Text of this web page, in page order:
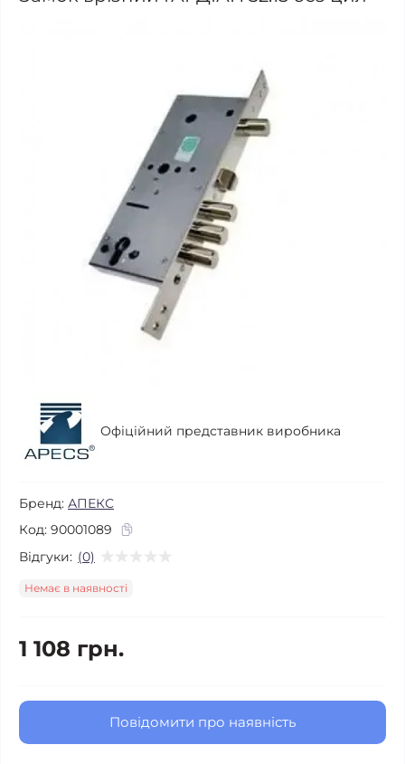
Офіційний представник виробника
Бренд: АПЕКС
Код: 90001089
Відгуки: (0)
Немає в наявності
1 108 грн.
Повідомити про наявність